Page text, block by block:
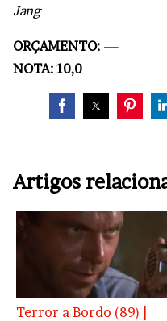
Jang
ORÇAMENTO: —
NOTA: 10,0
Artigos
Terror a Bordo (89) |